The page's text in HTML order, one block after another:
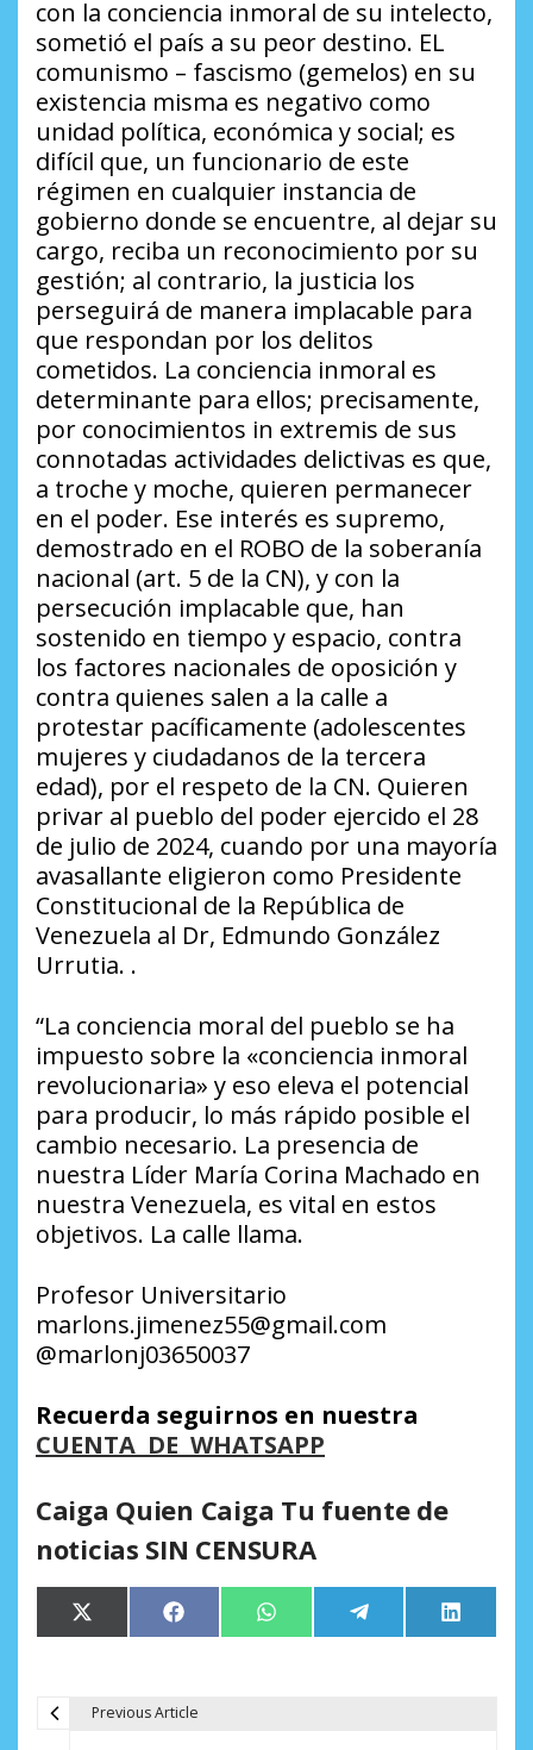
con la conciencia inmoral de su intelecto,
sometió el país a su peor destino. EL
comunismo – fascismo (gemelos) en su
existencia misma es negativo como
unidad política, económica y social; es
difícil que, un funcionario de este
régimen en cualquier instancia de
gobierno donde se encuentre, al dejar su
cargo, reciba un reconocimiento por su
gestión; al contrario, la justicia los
perseguirá de manera implacable para
que respondan por los delitos
cometidos. La conciencia inmoral es
determinante para ellos; precisamente,
por conocimientos in extremis de sus
connotadas actividades delictivas es que,
a troche y moche, quieren permanecer
en el poder. Ese interés es supremo,
demostrado en el ROBO de la soberanía
nacional (art. 5 de la CN), y con la
persecución implacable que, han
sostenido en tiempo y espacio, contra
los factores nacionales de oposición y
contra quienes salen a la calle a
protestar pacíficamente (adolescentes
mujeres y ciudadanos de la tercera
edad), por el respeto de la CN. Quieren
privar al pueblo del poder ejercido el 28
de julio de 2024, cuando por una mayoría
avasallante eligieron como Presidente
Constitucional de la República de
Venezuela al Dr, Edmundo González
Urrutia. .
“La conciencia moral del pueblo se ha
impuesto sobre la «conciencia inmoral
revolucionaria» y eso eleva el potencial
para producir, lo más rápido posible el
cambio necesario. La presencia de
nuestra Líder María Corina Machado en
nuestra Venezuela, es vital en estos
objetivos. La calle llama.
Profesor Universitario
marlons.jimenez55@gmail.com
@marlonj03650037
Recuerda seguirnos en nuestra
CUENTA DE WHATSAPP
Caiga Quien Caiga Tu fuente de
noticias SIN CENSURA
Compartir
en
X
(Twitter)
Compartir
en
Facebook Compartir
en
WhatsApp Compartir
en
Telegram
en
LinkedIn
Previous Article